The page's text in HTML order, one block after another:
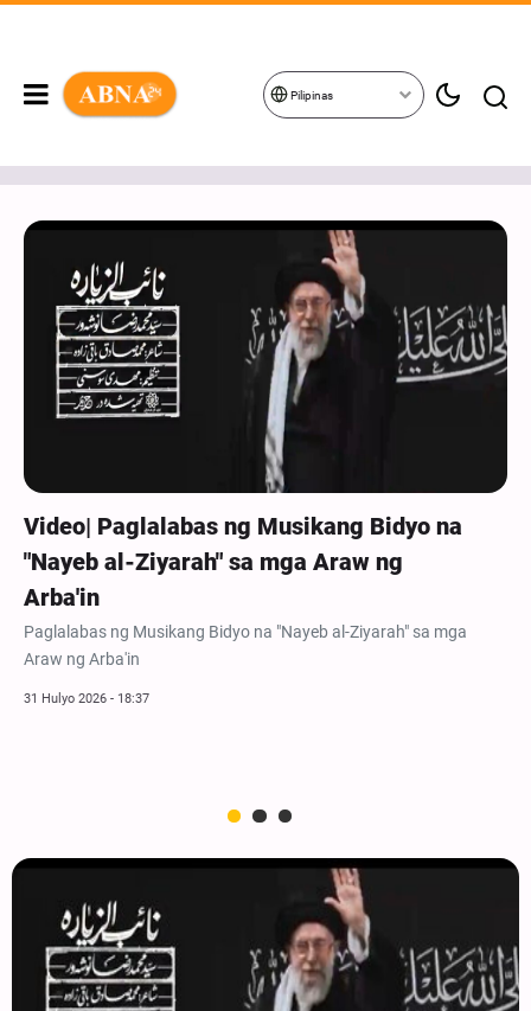
Pilipinas
Video| Paglalabas ng Musikang Bidyo na
"Nayeb al-Ziyarah" sa mga Araw ng
Arba'in
Paglalabas ng Musikang Bidyo na "Nayeb al-Ziyarah" sa mga
Araw ng Arba'in
31 Hulyo 2026 - 18:37